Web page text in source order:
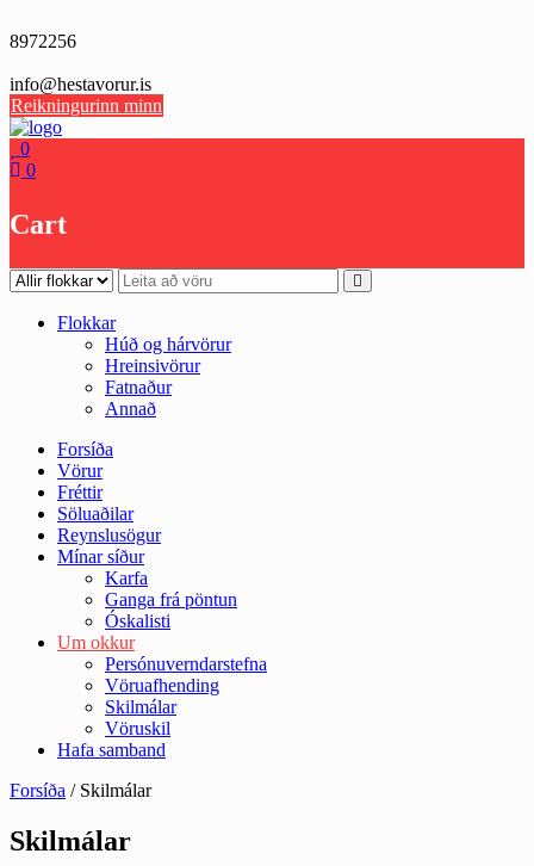
to
8972256
info@hestavorur.is
Reikningurinn minn
0
0
Cart
Flokkar
Húð og hárvörur
Hreinsivörur
Fatnaður
Annað
Forsíða
Vörur
Fréttir
Söluaðilar
Reynslusögur
Mínar síður
Karfa
Ganga frá pöntun
Óskalisti
Um okkur
Persónuverndarstefna
Vöruafhending
Skilmálar
Vöruskil
Hafa samband
Forsíða / Skilmálar
Skilmálar